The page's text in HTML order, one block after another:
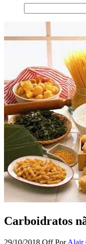
por:
Carboidratos
29/10/2018 OffPor Alair